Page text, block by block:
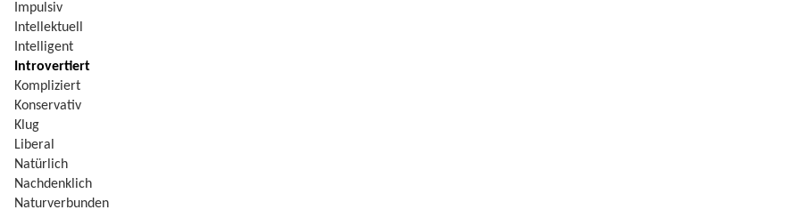
Impulsiv
Intellektuell
Intelligent
Introvertiert
Kompliziert
Konservativ
Klug
Liberal
Natürlich
Nachdenklich
Naturverbunden